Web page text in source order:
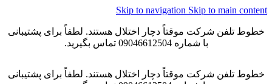
Skip to navigation Skip to main content
خطوط تلفن شرکت موقتاً دچار اختلال هستند. لطفاً برای پشتیبانی
با شماره 09046612504 تماس بگیرید.
خطوط تلفن شرکت موقتاً دچار اختلال هستند. لطفاً برای پشتیبانی